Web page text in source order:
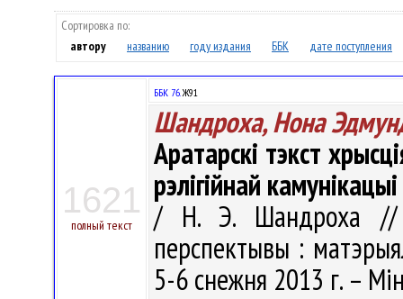
Сортировка по:
автору
названию году издания ББК дате поступления
1621
полный текст
ББК 76.Ж91
Шандроха, Нона
Аратарскі тэкст
рэлігійнай камунікацыі
/ Н. Э. Шандроха //
перспектывы :
5-6 снежня 2013 г. –